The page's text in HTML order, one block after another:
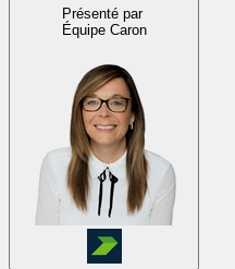
Présenté par
Équipe Caron